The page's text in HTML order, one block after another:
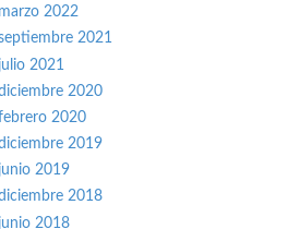
2022
2021
2021
2020
2020
2019
2019
2018
2018